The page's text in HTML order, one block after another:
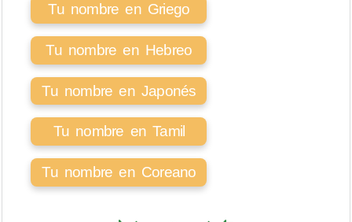
Tu nombre en Griego
Tu nombre en Hebreo
Tu nombre en Japonés
Tu nombre en Tamil
Tu nombre en Coreano